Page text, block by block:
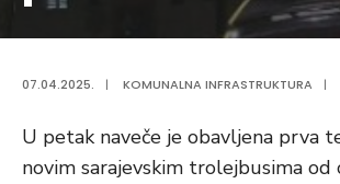
07.04.2025. | KOMUNALNA INFRASTRUKTURA |
U petak naveče je obavljena prva
novim sarajevskim trolejbusima od